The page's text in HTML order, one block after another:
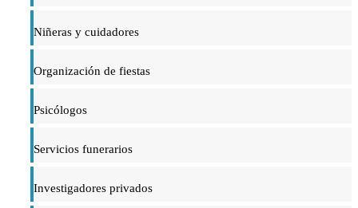
Niñeras y cuidadores
Organización de fiestas
Psicólogos
Servicios funerarios
Investigadores privados